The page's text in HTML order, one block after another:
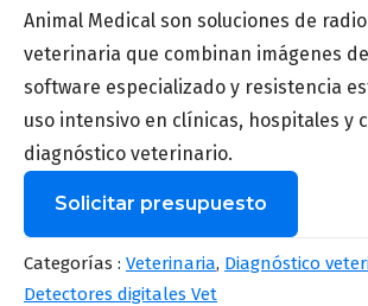
Animal Medical son soluciones de
veterinaria que combinan imágenes
software especializado y resistencia
uso intensivo en clínicas, hospitales y
diagnóstico veterinario.
Solicitar presupuesto
Nombre
Categorías : Veterinaria, Diagnóstico
Detectores digitales Vet